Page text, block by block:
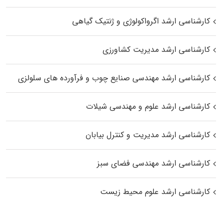
کارشناسی ارشد اگرواکولوژی و ژنتیک گیاهی
کارشناسی ارشد مدیریت کشاورزی
کارشناسی ارشد مهندسی صنایع چوب و فرآورده‌ های سلولزی
کارشناسی ارشد علوم و مهندسی شیلات
کارشناسی ارشد مدیریت و کنترل بیابان
کارشناسی ارشد مهندسی فضای سبز
کارشناسی ارشد علوم محیط‌ زیست